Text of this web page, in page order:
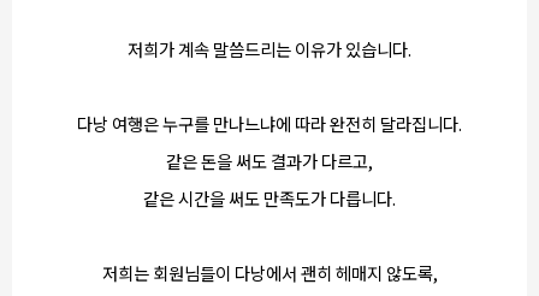
저희가 계속 말씀드리는 이유가 있습니다.
다낭 여행은 누구를 만나느냐에 따라 완전히 달라집니다.
같은 돈을 써도 결과가 다르고,
같은 시간을 써도 만족도가 다릅니다.
저희는 회원님들이 다낭에서 괜히 헤매지 않도록,